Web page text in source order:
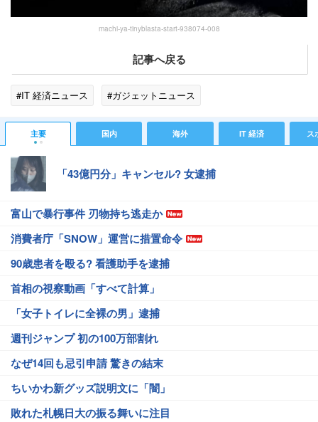
machi-ya-tinyblasta-start-938074-008
記事へ戻る
#IT 経済ニュース #ガジェットニュース
主要 国内 海外 IT 経済 ス
「43億円分」キャンセル? 女逮捕
富山で暴行事件 刃物持ち逃走か
消費者庁「SNOW」運営に措置命令
90歳患者を殴る? 看護助手を逮捕
首相の視察動画「すべて計算」
「女子トイレに全裸の男」逮捕
週刊ジャンプ 初の100万部割れ
なぜ14回も忌引申請 驚きの結末
ちいかわ新グッズ説明文に「闇」
敗れた札幌日大の振る舞いに注目